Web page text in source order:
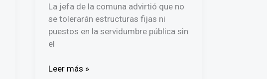
La jefa de la comuna advirtió que no
se tolerarán estructuras fijas ni
puestos en la servidumbre pública sin
el
«El
Leer más »